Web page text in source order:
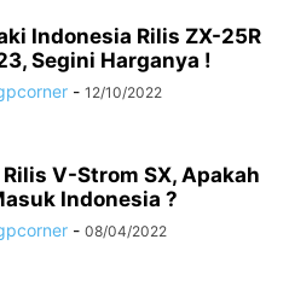
Indonesia Rilis ZX-25R
Segini Harganya !
- 12/10/2022
V-Strom SX, Apakah
Indonesia ?
- 08/04/2022